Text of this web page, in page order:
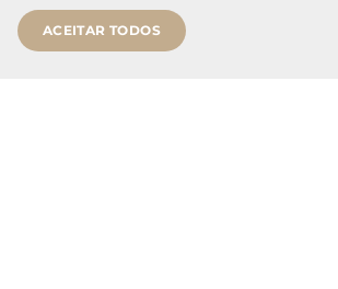
Comprar Agora
ACEITAR TODOS